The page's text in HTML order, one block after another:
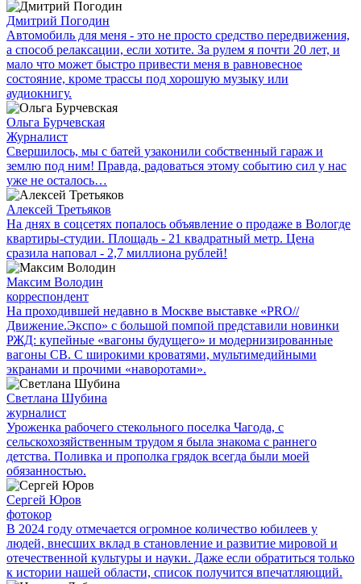
Дмитрий Погодин
Автомобиль для меня - это не просто средство передвижения,
а способ релаксации, если хотите. За рулем я почти 20 лет, и
мало что может быстро привести меня в равновесное
состояние, кроме трассы под хорошую музыку или
аудиокнигу.
Ольга Бурчевская
Журналист
Свершилось, мы с батей узаконили собственный гараж и
землю под ним! Правда, радоваться этому событию сил у нас
уже не осталось…
Алексей Третьяков
На днях в соцсетях попалось объявление о продаже в Вологде
квартиры-студии. Площадь - 21 квадратный метр. Цена
сразила наповал - 2,7 миллиона рублей!
Максим Володин
корреспондент
На проходившей недавно в Мос­кве выставке «PRO//
Движение.Экспо» с большой помпой представили новинки
РЖД: купейные «вагоны будущего» и модернизированные
вагоны СВ. С широкими кроватями, мультимедийными
экранами и прочими «наворотами».
Светлана Шубина
журналист
Уроженка рабочего стекольного поселка Чагода, с
сельскохозяйственным трудом я была знакома с раннего
детства. Поливка и прополка грядок всегда были моей
обязанностью.
Сергей Юров
фотокор
В 2024 году отмечается огромное количество юбилеев у
людей, внесших вклад в становление и развитие мировой и
отечественной культуры и науки. Даже если обратиться только
к истории нашей области, список получится впечатляющий.